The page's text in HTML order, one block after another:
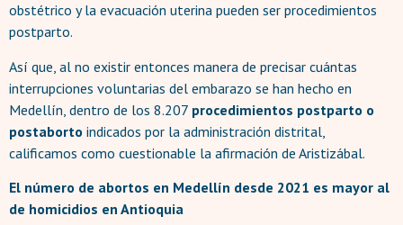
obstétrico y la evacuación uterina pueden ser procedimientos
postparto.
Así que, al no existir entonces manera de precisar cuántas
interrupciones voluntarias del embarazo se han hecho en
Medellín, dentro de los 8.207 procedimientos postparto o
postaborto indicados por la administración distrital,
calificamos como cuestionable la afirmación de Aristizábal.
El número de abortos en Medellín desde 2021 es mayor al
de homicidios en Antioquia